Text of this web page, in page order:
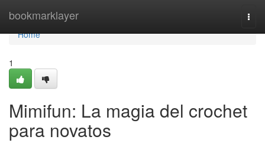
bookmarklayer
Home
Home
1
Mimifun: La magia del crochet
para novatos